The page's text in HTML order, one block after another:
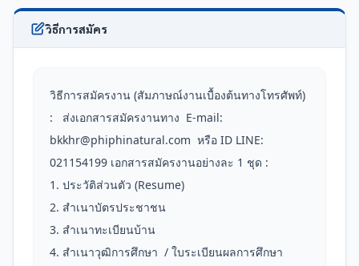
วิธีการสมัคร
วิธีการสมัครงาน (สัมภาษณ์งานเบื้องต้นทางโทรศัพท์)
:   ส่งเอกสารสมัครงานทาง  E-mail:
bkkhr@phiphinatural.com  หรือ ID LINE:
021154199 เอกสารสมัครงานอย่างละ 1 ชุด :
1. ประวัติส่วนตัว (Resume)
2. สำเนาบัตรประชาชน
3. สำเนาทะเบียนบ้าน
4. สำเนาวุฒิการศึกษา  / ใบระเบียนผลการศึกษา